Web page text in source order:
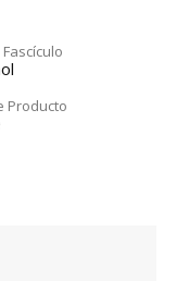
Producto